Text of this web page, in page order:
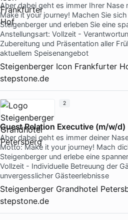
Aber dabei geht es immer Ihrer Nase
Make it your journey! Machen Sie
Steigenberger und erleben Sie eine
Anstellungsart: Vollzeit -
Zubereitung und Präsentation aller
aktuellem Speisenangebot
Steigenberger Icon Frankfurter
stepstone.de
Guest Relation Executive (m/w/d)
Aber dabei geht es immer deiner
Motto: Make it your journey! Mach
Steigenberger und erlebe eine
Vollzeit - Individuelle Betreuung der
unvergesslicher Gästeerlebnisse
Steigenberger Grandhotel
stepstone.de
2